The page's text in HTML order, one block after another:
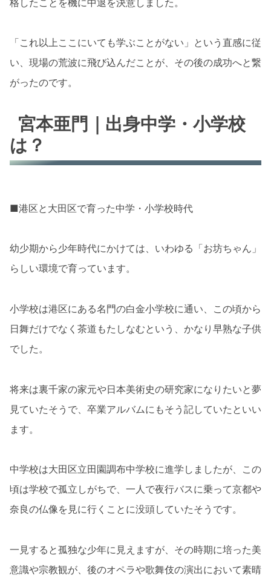
「これ以上ここにいても学ぶことがない」という直感に従
い、現場の荒波に飛び込んだことが、その後の成功へと繋
がったのです。
宮本亜門｜出身中学・小学校
は？
■港区と大田区で育った中学・小学校時代
幼少期から少年時代にかけては、いわゆる「お坊ちゃん」
らしい環境で育っています。
小学校は港区にある名門の白金小学校に通い、この頃から
日舞だけでなく茶道もたしなむという、かなり早熟な子供
でした。
将来は裏千家の家元や日本美術史の研究家になりたいと夢
見ていたそうで、卒業アルバムにもそう記していたといい
ます。
中学校は大田区立田園調布中学校に進学しましたが、この
頃は学校で孤立しがちで、一人で夜行バスに乗って京都や
奈良の仏像を見に行くことに没頭していたそうです。
一見すると孤独な少年に見えますが、その時期に培った美
意識や宗教観が、後のオペラや歌舞伎の演出において素晴